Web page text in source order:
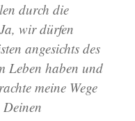
durch die
wir dürfen
angesichts des
Leben haben und
meine Wege
Deinen